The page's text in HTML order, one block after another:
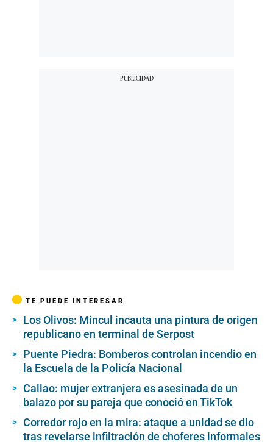
TE PUEDE INTERESAR
Los Olivos: Mincul incauta una pintura de origen
republicano en terminal de Serpost
Puente Piedra: Bomberos controlan incendio en
la Escuela de la Policía Nacional
Callao: mujer extranjera es asesinada de un
balazo por su pareja que conoció en TikTok
Corredor rojo en la mira: ataque a unidad se dio
tras revelarse infiltración de choferes informales